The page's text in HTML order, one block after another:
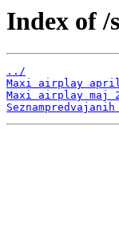
Index of /
../
Maxi airplay
Maxi airplay maj